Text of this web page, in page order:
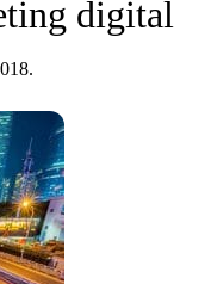
digital